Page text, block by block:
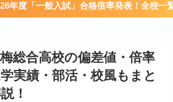
試」合格倍率発表！全校一覧はこちら ＞
総合高校の偏差値・倍率
実績・部活・校風もまと
！